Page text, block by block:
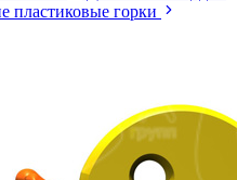
пластиковые горки